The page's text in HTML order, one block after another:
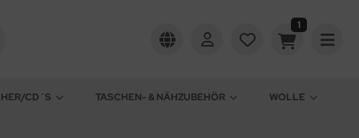
1
CD´S TASCHEN- & NÄHZUBEHÖR WOLLE